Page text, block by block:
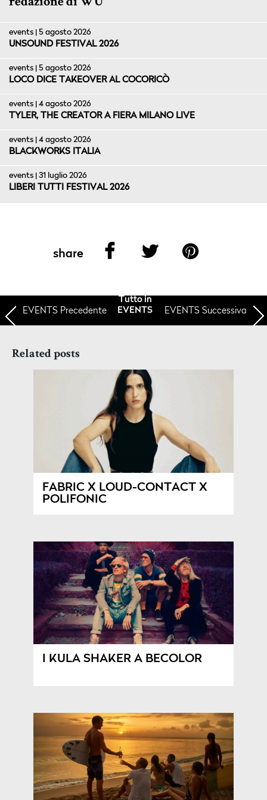
events | 5 agosto 2026
UNSOUND FESTIVAL 2026
events | 5 agosto 2026
LOCO DICE TAKEOVER AL COCORICÒ
events | 4 agosto 2026
TYLER, THE CREATOR A FIERA MILANO LIVE
events | 4 agosto 2026
BLACKWORKS ITALIA
events | 31 luglio 2026
LIBERI TUTTI FESTIVAL 2026
share
EVENTS Precedente
Tutto in
EVENTS
EVENTS Successiva
Related posts
FABRIC X LOUD-CONTACT X
POLIFONIC
I KULA SHAKER A BECOLOR